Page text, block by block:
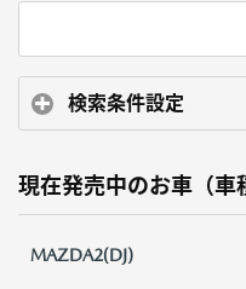
検索条件設定
現在発売中のお車（車
MAZDA2(DJ)